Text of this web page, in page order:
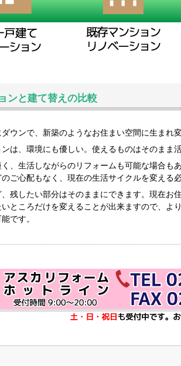
ンと建て替えの比較
ウンで、新築のようなお住まい空間に生まれ
ンは、環境にも優しい。使えるものはそのまま
、生活しながらのリフォームも可能な場合も
ご心配もなく、現在の生活サイクルを変える
残したい部分はそのままにできます。現在お
いところだけを変えることが出来ますので、よ
です。